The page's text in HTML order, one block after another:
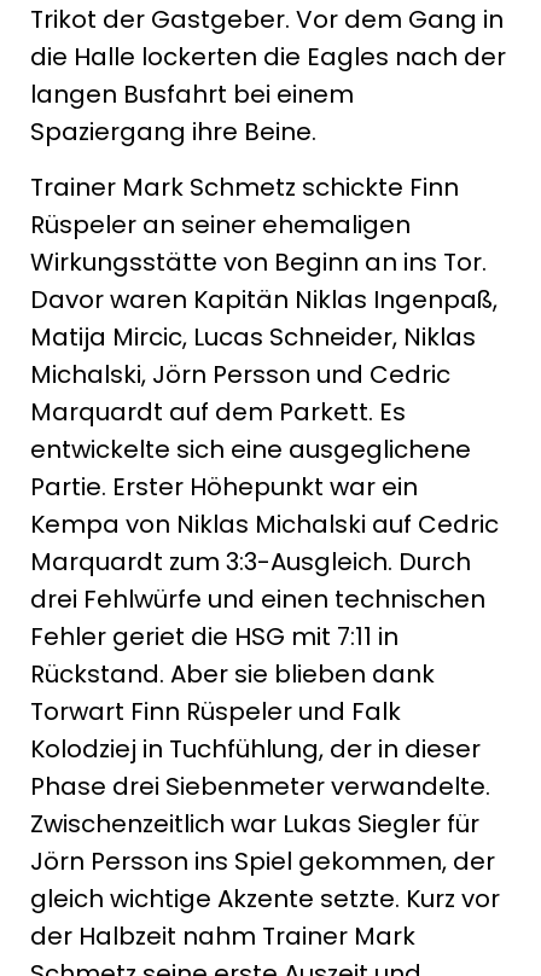
Trikot der Gastgeber. Vor dem Gang in
die Halle lockerten die Eagles nach der
langen Busfahrt bei einem
Spaziergang ihre Beine.
Trainer Mark Schmetz schickte Finn
Rüspeler an seiner ehemaligen
Wirkungsstätte von Beginn an ins Tor.
Davor waren Kapitän Niklas Ingenpaß,
Matija Mircic, Lucas Schneider, Niklas
Michalski, Jörn Persson und Cedric
Marquardt auf dem Parkett. Es
entwickelte sich eine ausgeglichene
Partie. Erster Höhepunkt war ein
Kempa von Niklas Michalski auf Cedric
Marquardt zum 3:3-Ausgleich. Durch
drei Fehlwürfe und einen technischen
Fehler geriet die HSG mit 7:11 in
Rückstand. Aber sie blieben dank
Torwart Finn Rüspeler und Falk
Kolodziej in Tuchfühlung, der in dieser
Phase drei Siebenmeter verwandelte.
Zwischenzeitlich war Lukas Siegler für
Jörn Persson ins Spiel gekommen, der
gleich wichtige Akzente setzte. Kurz vor
der Halbzeit nahm Trainer Mark